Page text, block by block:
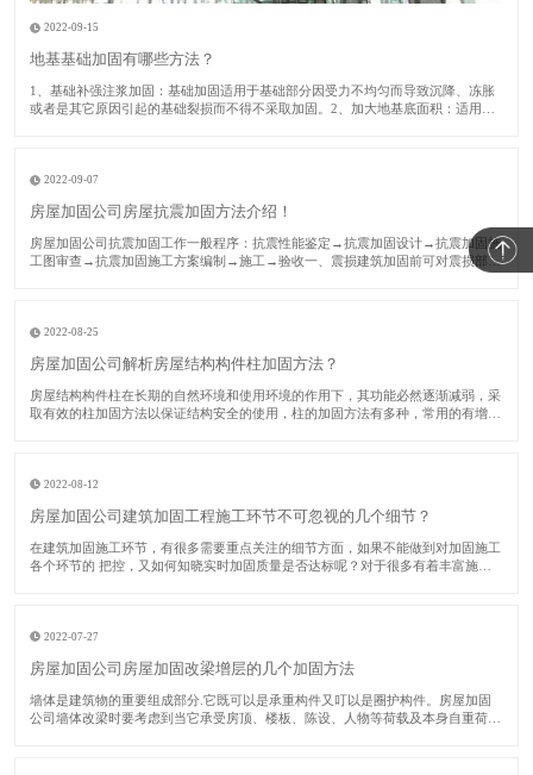
2022-09-15
地基基础加固有哪些方法？
1​、基础补强注浆加固：基础加固适用于基础部分因受力不均匀而导致沉降、冻胀
或者是其它原因引起的基础裂损而不得不采取加固。2、加大地基底面积：适用于
2022-09-07
房屋加固公司房屋抗震加固方法介绍！
​房屋加固公司抗震加固工作一般程序：抗震性能鉴定→抗震加固设计→抗震加固施
工图审查→抗震加固施工方案编制→施工→验收一、震损建筑加固前可对震损部
2022-08-25
房屋加固公司解析房屋结构构件柱加固方法？
​房屋结构构件柱在长期的自然环境和使用环境的作用下，其功能必然逐渐减弱，采
取有效的柱加固方法以保证结构安全的使用，柱的加固方法有多种，常用的有增大
2022-08-12
房屋加固公司建筑加固工程施工环节不可忽视的几个细节？
​在建筑加固施工环节，有很多需要重点关注的细节方面，如果不能做到对加固施工
各个环节的 把控，又如何知晓实时加固质量是否达标呢？对于很多有着丰富施工
2022-07-27
房屋加固公司房屋加固改梁增层的几个加固方法
​墙体是建筑物的重要组成部分.它既可以是承重构件又叮以是圈护构件。房屋加固
公司墙体改梁时要考虑到当它承受房顶、楼板、陈设、人物等荷载及本身自重荷